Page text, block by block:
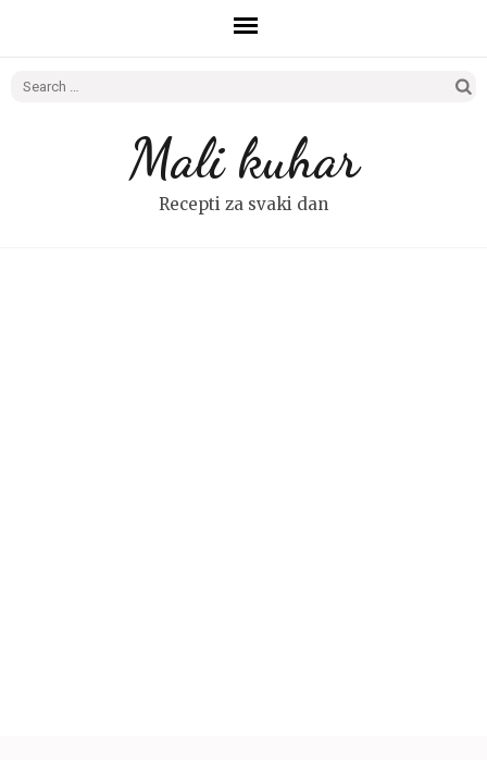
Search
Mali kuhar
Recepti za svaki dan